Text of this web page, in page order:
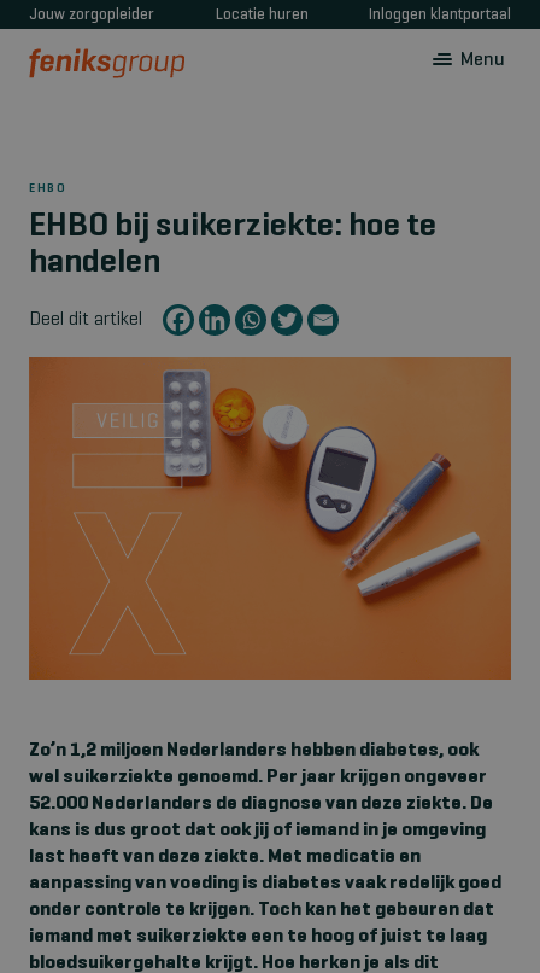
Jouw zorgopleider Locatie huren Inloggen klantportaal
Menu
EHBO
EHBO bij suikerziekte: hoe te
handelen
Deel dit artikel
Zo’n 1,2 miljoen Nederlanders hebben diabetes, ook
wel suikerziekte genoemd. Per jaar krijgen ongeveer
52.000 Nederlanders de diagnose van deze ziekte. De
kans is dus groot dat ook jij of iemand in je omgeving
last heeft van deze ziekte. Met medicatie en
aanpassing van voeding is diabetes vaak redelijk goed
onder controle te krijgen. Toch kan het gebeuren dat
iemand met suikerziekte een te hoog of juist te laag
bloedsuikergehalte krijgt. Hoe herken je als dit